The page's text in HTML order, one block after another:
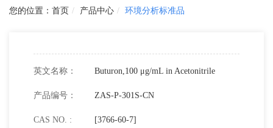
首页 产品中心 环境分析标准品
英文名称： Buturon,100 μg/mL in Acetonitrile
产品编号： ZAS-P-301S-CN
CAS NO. : [3766-60-7]